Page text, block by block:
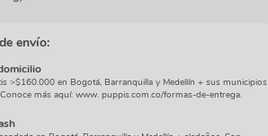
envío:
>$160.000 en Bogotá, Barranquilla y Medellín + sus municipios
más aquí: www. puppis.com.co/formas-de-entrega.